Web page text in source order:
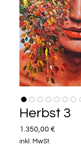
Herbst 3
1.350,00 €
inkl. MwSt.